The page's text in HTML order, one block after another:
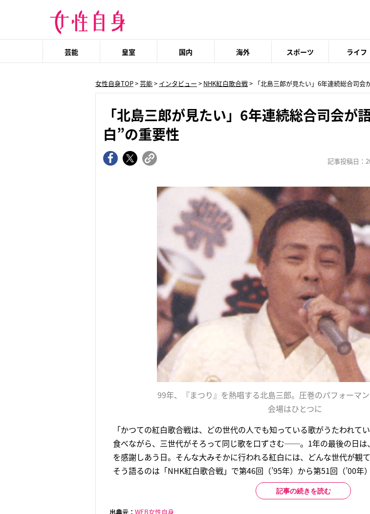
芸能 皇室 国内 海外 スポーツ ライフ
女性自身TOP>芸能> インタビュー > NHK紅白歌合戦> 「北島三郎が見たい」6年連続総合司会
「北島三郎が見たい」6年連続総合司会が
白”の重要性
記事投稿日：
99年、『まつり』を熱唱する北島三郎。圧巻のパフォーマ
会場はひとつに
「かつての紅白歌合戦は、どの世代の人でも知っている歌がうたわれて
食べながら、三世代がそろって同じ歌を口ずさむ──。1年の最後の日は
を感謝しあう日。そんな大みそかに行われる紅白には、どんな世代が観
そう語るのは「NHK紅白歌合戦」で第46回（’95年）から第51回（’00年
記事の続きを読む
出典元： WEB女性自身